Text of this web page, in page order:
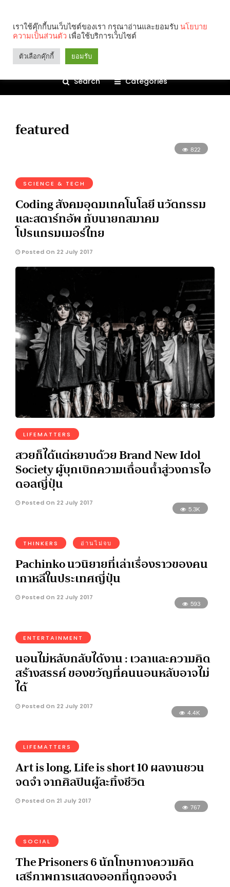
Search Categories
featured
822
SCIENCE & TECH
Coding สังคมอุดมเทคโนโลยี นวัตกรรม
และสตาร์ทอัพ กับนายกสมาคม
โปรแกรมเมอร์ไทย
Posted On 22 July 2017
1.1K
LIFEMATTERS
สวยก็ได้แต่หยาบด้วย Brand New Idol
Society ผู้บุกเบิกความเถื่อนถ้ำสู่วงการไอ
ดอลญี่ปุ่น
Posted On 22 July 2017
5.3K
THINKERS อ่านไม่จบ
Pachinko นวนิยายที่เล่าเรื่องราวของคน
เกาหลีในประเทศญี่ปุ่น
Posted On 22 July 2017
593
ENTERTAINMENT
นอนไม่หลับกลับได้งาน : เวลาและความคิด
สร้างสรรค์ ของขวัญที่คนนอนหลับอาจไม่
ได้
Posted On 22 July 2017
4.4K
LIFEMATTERS
Art is long, Life is short 10 ผลงานชวน
จดจำ จากศิลปินผู้ละทิ้งชีวิต
Posted On 21 July 2017
767
SOCIAL
The Prisoners 6 นักโทษทางความคิด
เสรีภาพการแสดงออกที่ถูกจองจำ
เราใช้คุ๊กกี้บนเว็บไซต์ของเรา กรุณาอ่านและยอมรับ นโยบาย
ความเป็นส่วนตัว เพื่อใช้บริการเว็บไซต์
ตัวเลือกคุ๊กกี้ ยอมรับ